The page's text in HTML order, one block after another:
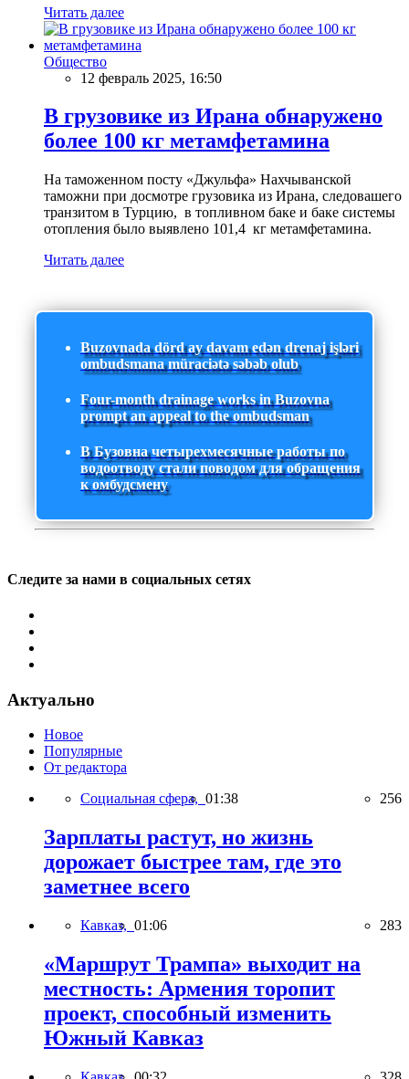
Читать далее
Общество
12 февраль 2025, 16:50
В грузовике из Ирана обнаружено
более 100 кг метамфетамина
На таможенном посту «Джульфа» Нахчыванской
таможни при досмотре грузовика из Ирана, следовашего
транзитом в Турцию, в топливном баке и баке системы
отопления было выявлено 101,4 кг метамфетамина.
Читать далее
Buzovnada dörd ay davam edən drenaj işləri
ombudsmana müraciətə səbəb olub
Four-month drainage works in Buzovna
prompt an appeal to the ombudsman
В Бузовна четырехмесячные работы по
водоотводу стали поводом для обращения
к омбудсмену
Следите за нами в социальных сетях
Актуально
Новое
Популярные
От редактора
Социальная сфера, 01:38 256
Зарплаты растут, но жизнь
дорожает быстрее там, где это
заметнее всего
Кавказ, 01:06 283
«Маршрут Трампа» выходит на
местность: Армения торопит
проект, способный изменить
Южный Кавказ